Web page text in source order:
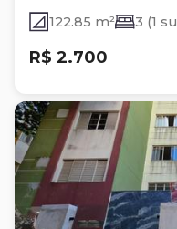
122.85 m² 3 (1
R$ 2.700